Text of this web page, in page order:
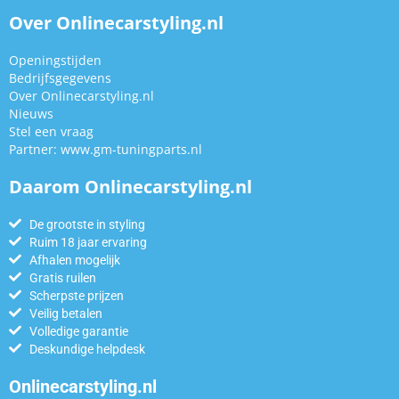
Over Onlinecarstyling.nl
Openingstijden
Bedrijfsgegevens
Over Onlinecarstyling.nl
Nieuws
Stel een vraag
Partner: www.gm-tuningparts.nl
Daarom Onlinecarstyling.nl
De grootste in styling
Ruim 18 jaar ervaring
Afhalen mogelijk
Gratis ruilen
Scherpste prijzen
Veilig betalen
Volledige garantie
Deskundige helpdesk
Onlinecarstyling.nl